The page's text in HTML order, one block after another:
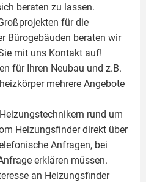
beraten zu lassen.
für die
Bürogebäuden beraten wir
mit uns Kontakt auf!
für Ihren Neubau und z.B.
mehrere Angebote
rund um
Heizungsfinder direkt über
Anfragen, bei
erklären müssen.
an Heizungsfinder